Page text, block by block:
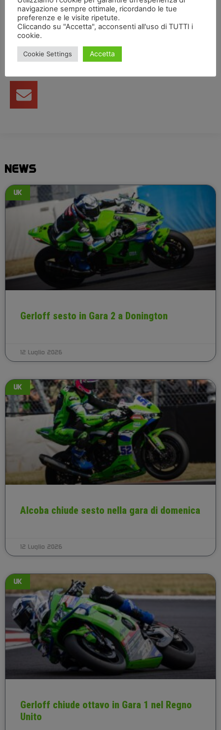
Condividi articolo
NEWS
UK
Gerloff sesto in Gara 2 a Donington
12 Luglio 2026
UK
Alcoba chiude sesto nella gara di domenica
12 Luglio 2026
UK
Gerloff chiude ottavo in Gara 1 nel Regno
Unito
navigazione sempre ottimale, ricordando le tue
preferenze e le visite ripetute.
Cliccando su "Accetta", acconsenti all'uso di TUTTI i
cookie.
Cookie Settings Accetta